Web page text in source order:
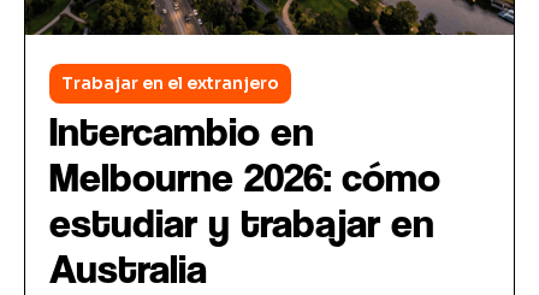
Trabajar en el extranjero
Intercambio en
Melbourne 2026: cómo
estudiar y trabajar en
Australia